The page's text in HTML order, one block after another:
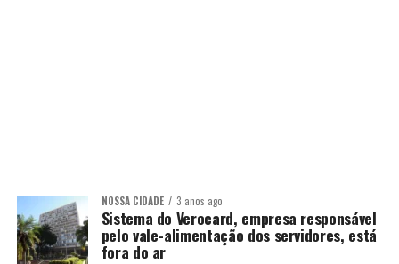
NOSSA CIDADE 3 anos ago
Sistema do Verocard, empresa responsável
pelo vale-alimentação dos servidores, está
fora do ar